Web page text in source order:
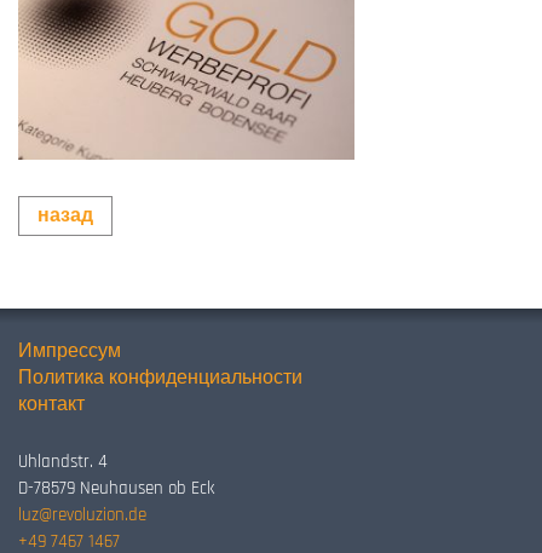
назад
Импрессум
Политика конфиденциальности
контакт
Uhlandstr. 4
D-78579 Neuhausen ob Eck
luz@revoluzion.de
+49 7467 1467